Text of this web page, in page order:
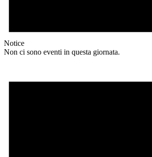
Notice
Non ci sono eventi in questa giornata.